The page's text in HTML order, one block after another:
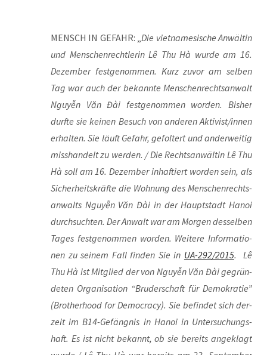
MENSCH IN GEFAHR: „Die viet­na­me­si­sche Anwäl­tin
und Men­schen­recht­le­rin Lê Thu Hà wur­de am 16.
Dezem­ber fest­ge­nom­men. Kurz zuvor am sel­ben
Tag war auch der bekann­te Men­schen­rechts­an­walt
Nguyễn Văn Đài fest­ge­nom­men wor­den. Bis­her
durf­te sie kei­nen Besuch von ande­ren Aktivist/innen
erhal­ten. Sie läuft Gefahr, gefol­tert und ander­wei­tig
miss­han­delt zu wer­den. / Die Rechts­an­wäl­tin Lê Thu
Hà soll am 16. Dezem­ber inhaf­tiert wor­den sein, als
Sicher­heits­kräf­te die Woh­nung des Men­schen­rechts­
an­walts Nguyễn Văn Đài in der Haupt­stadt Hanoi
durch­such­ten. Der Anwalt war am Mor­gen des­sel­ben
Tages fest­ge­nom­men wor­den. Wei­te­re Infor­ma­tio­
nen zu sei­nem Fall fin­den Sie in UA-292/2015. Lê
Thu Hà ist Mit­glied der von Nguyễn Văn Đài gegrün­
de­ten Orga­ni­sa­ti­on “Bru­der­schaft für Demo­kra­tie”
(Brot­her­hood for Demo­cra­cy). Sie befin­det sich der­
zeit im B14-Gefäng­nis in Hanoi in Unter­su­chungs­
haft. Es ist nicht bekannt, ob sie bereits ange­klagt